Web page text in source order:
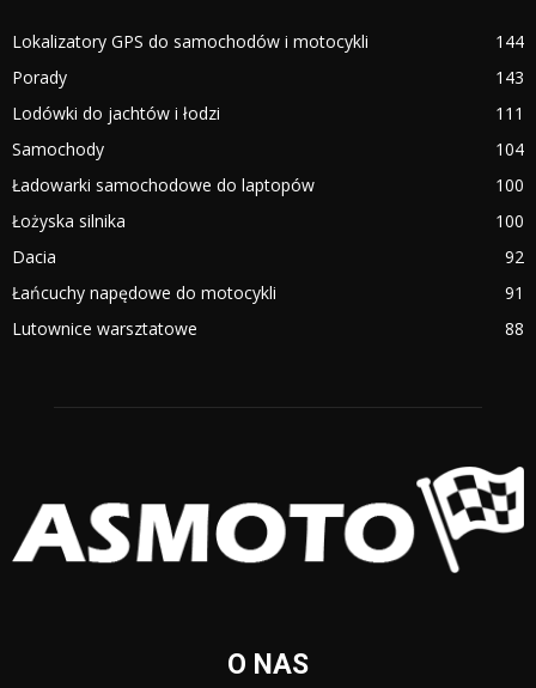
Lokalizatory GPS do samochodów i motocykli
144
Porady
143
Lodówki do jachtów i łodzi
111
Samochody
104
Ładowarki samochodowe do laptopów
100
Łożyska silnika
100
Dacia
92
Łańcuchy napędowe do motocykli
91
Lutownice warsztatowe
88
O NAS